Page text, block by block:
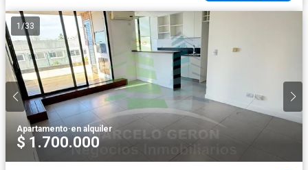
1 /33
Apartamento·en alquiler
$ 1.700.000